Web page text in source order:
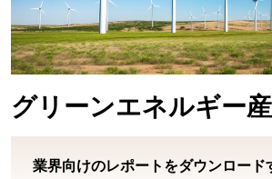
グリーンエネルギー
業界向けのレポートをダウンロード